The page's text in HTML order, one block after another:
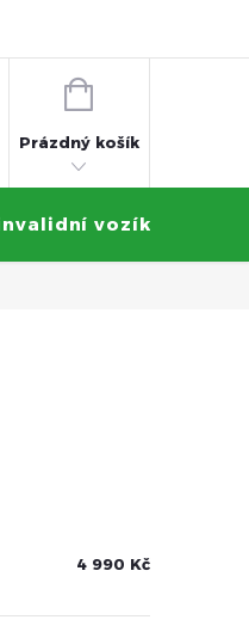
NÁKUPNÍ
KOŠÍK
Prázdný košík
vozík
4 990 Kč